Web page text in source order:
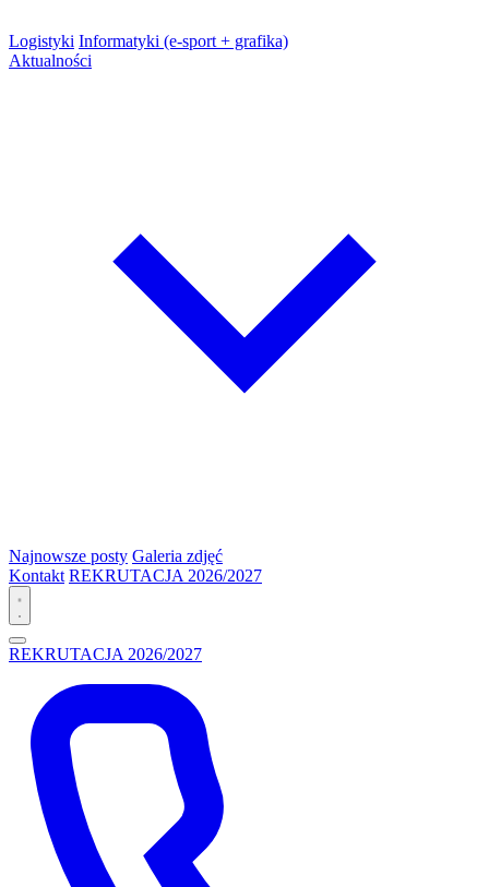
Logistyki Informatyki (e-sport + grafika)
Aktualności
Najnowsze posty Galeria zdjęć
Kontakt REKRUTACJA 2026/2027
REKRUTACJA 2026/2027